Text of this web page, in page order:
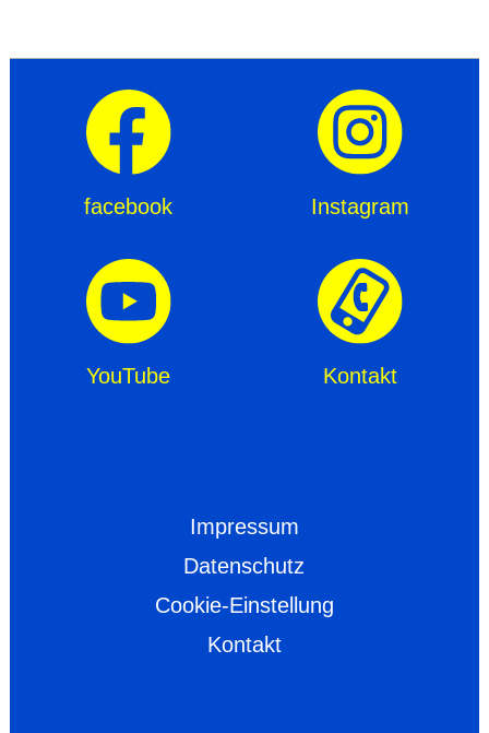
facebook Instagram
YouTube Kontakt
Impressum
Datenschutz
Cookie-Einstellung
Kontakt